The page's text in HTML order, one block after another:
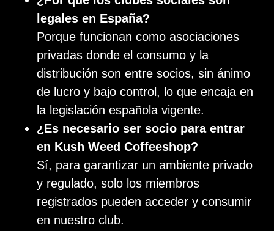
legales en España?
Porque funcionan como asociaciones
privadas donde el consumo y la
distribución son entre socios, sin ánimo
de lucro y bajo control, lo que encaja en
la legislación española vigente.
¿Es necesario ser socio para entrar
en Kush Weed Coffeeshop?
Sí, para garantizar un ambiente privado
y regulado, solo los miembros
registrados pueden acceder y consumir
en nuestro club.